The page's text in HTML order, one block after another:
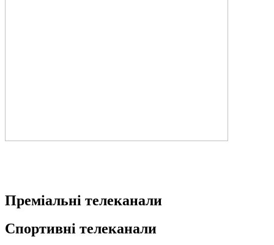
Преміальні телеканали
Спортивні телеканали